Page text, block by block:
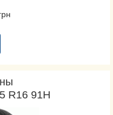
R16 91H